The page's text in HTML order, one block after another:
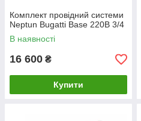
Комплект провідний системи
Neptun Bugatti Base 220B 3/4
В наявності
16 600 ₴
Купити